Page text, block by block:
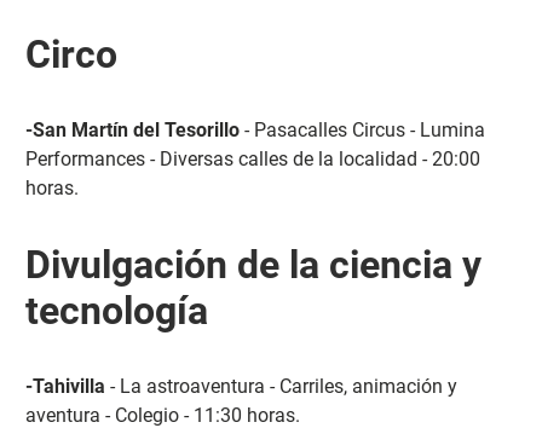
Circo
-San Martín del Tesorillo- Pasacalles Circus - Lumina
Performances - Diversas calles de la localidad - 20:00
horas.
Divulgación de la ciencia y
tecnología
-Tahivilla - La astroaventura - Carriles, animación y
aventura - Colegio - 11:30 horas.